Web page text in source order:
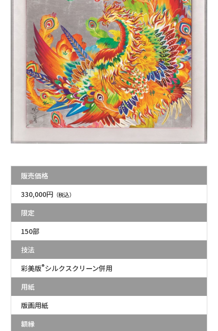
販売価格
330,000円 （税込）
限定
150部
技法
彩美版®シルクスクリーン併用
用紙
版画用紙
額縁